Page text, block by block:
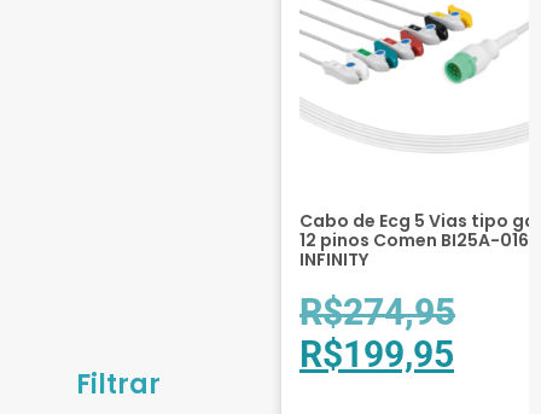
Filtrar
Cabo de Ecg 5 Vias tipo
12 pinos Comen BI25A-016
INFINITY
R$274,95
R$199,95